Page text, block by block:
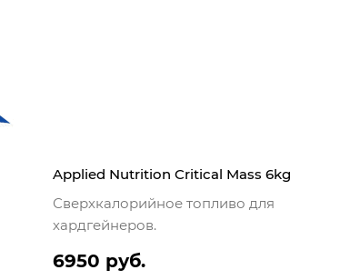
Applied Nutrition Critical Mass 6kg
Сверхкалорийное топливо для
хардгейнеров.
6950 руб.